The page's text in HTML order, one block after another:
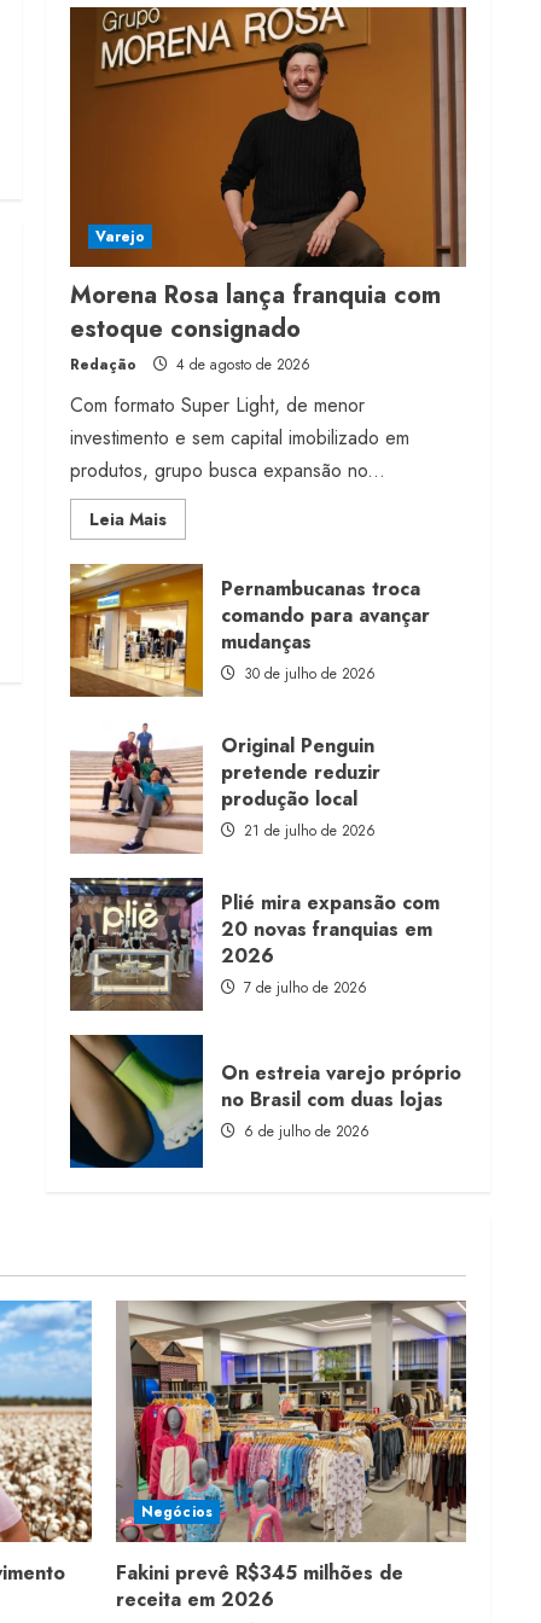
milhões de receita em
2026
4 de agosto de 2026
Projeto testa passaporte
digital na moda nacional
4 de agosto de 2026
Varejo
Morena Rosa lança franquia com
estoque consignado
Redação 4 de agosto de 2026
Com formato Super Light, de menor
investimento e sem capital imobilizado em
produtos, grupo busca expansão no...
Leia MaisRead
more
Morena
Rosa
lança
franquia
com
estoque
consignado
Pernambucanas troca
comando para avançar
mudanças
30 de julho de 2026
Original Penguin
pretende reduzir
produção local
21 de julho de 2026
Plié mira expansão com
20 novas franquias em
2026
7 de julho de 2026
On estreia varejo próprio
no Brasil com duas lojas
6 de julho de 2026
Negócios
Fakini prevê R$345 milhões de
receita em 2026